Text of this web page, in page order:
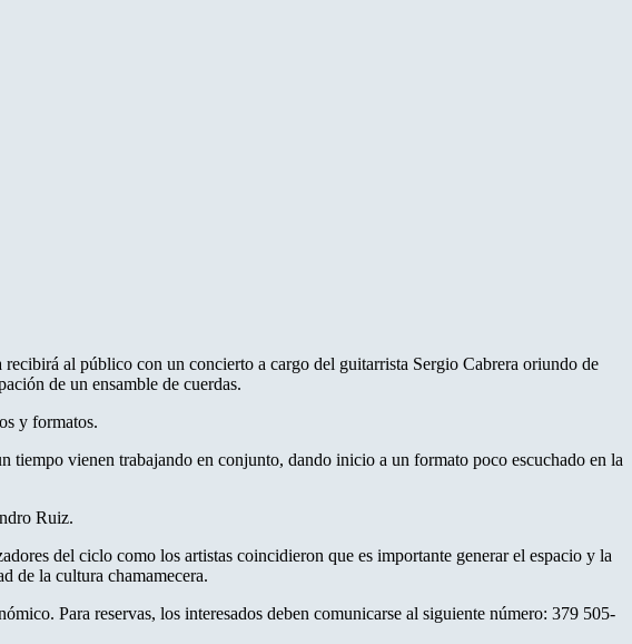
recibirá al público con un concierto a cargo del guitarrista Sergio Cabrera oriundo de
de un ensamble de cuerdas.
y formatos.
tiempo vienen trabajando en conjunto, dando inicio a un formato poco escuchado en la
Ruiz.
del ciclo como los artistas coincidieron que es importante generar el espacio y la
de la cultura chamamecera.
Para reservas, los interesados deben comunicarse al siguiente número: 379 505-